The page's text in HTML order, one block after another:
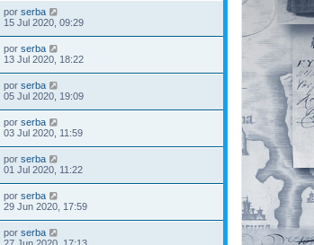
por serba
15 Jul 2020, 09:29
por serba
13 Jul 2020, 18:22
por serba
05 Jul 2020, 19:09
por serba
03 Jul 2020, 11:59
por serba
01 Jul 2020, 11:22
por serba
29 Jun 2020, 17:59
por serba
27 Jun 2020, 17:13